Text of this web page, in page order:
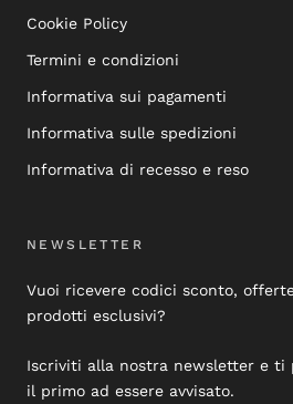
Cookie Policy
Termini e condizioni
Informativa sui pagamenti
Informativa sulle spedizioni
Informativa di recesso e reso
NEWSLETTER
Vuoi ricevere codici sconto,
prodotti esclusivi?
Iscriviti alla nostra newsletter e ti
il primo ad essere avvisato.